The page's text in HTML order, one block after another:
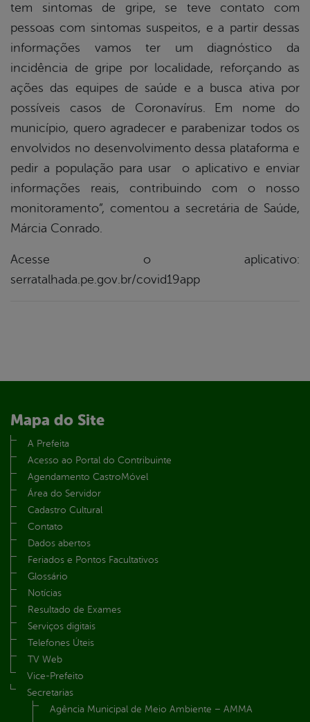
tem sintomas de gripe, se teve contato com
pessoas com sintomas suspeitos, e a partir dessas
informações vamos ter um diagnóstico da
incidência de gripe por localidade, reforçando as
ações das equipes de saúde e a busca ativa por
possíveis casos de Coronavírus. Em nome do
município, quero agradecer e parabenizar todos os
envolvidos no desenvolvimento dessa plataforma e
pedir a população para usar o aplicativo e enviar
informações reais, contribuindo com o nosso
monitoramento”, comentou a secretária de Saúde,
Márcia Conrado.
Acesse o aplicativo:
serratalhada.pe.gov.br/covid19app
Mapa do Site
A Prefeita
Acesso ao Portal do Contribuinte
Agendamento CastroMóvel
Área do Servidor
Cadastro Cultural
Contato
Dados abertos
Feriados e Pontos Facultativos
Glossário
Notícias
Resultado de Exames
Serviços digitais
Telefones Úteis
TV Web
Vice-Prefeito
Secretarias
Agência Municipal de Meio Ambiente – AMMA